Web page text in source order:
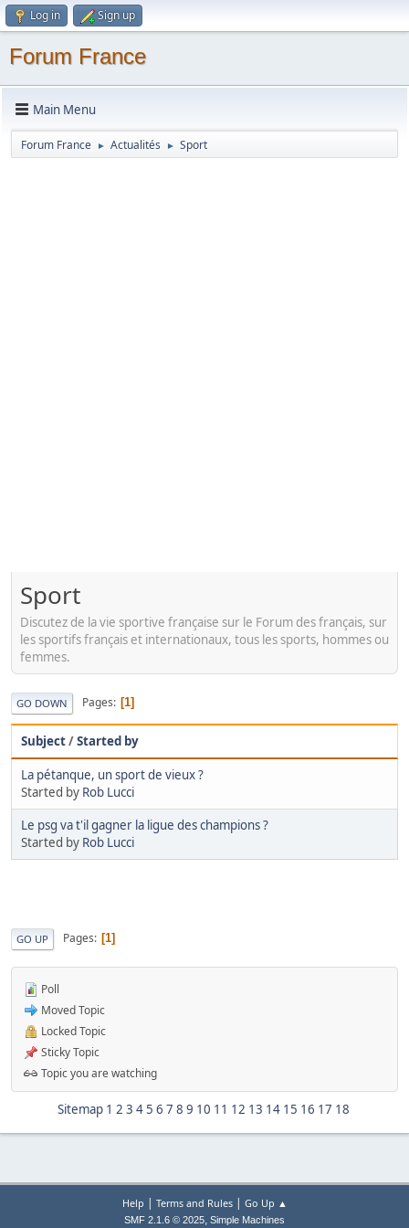
Log in Sign up
Forum France
Main Menu
Forum France ► Actualités ► Sport
Sport
Discutez de la vie sportive française sur le Forum des français, sur
les sportifs français et internationaux, tous les sports, hommes ou
femmes.
GO DOWN Pages 1
Subject/Started by
La pétanque, un sport de vieux ?
Started by Rob Lucci
Le psg va t'il gagner la ligue des champions ?
Started by Rob Lucci
GO UP Pages 1
Poll
Moved Topic
Locked Topic
Sticky Topic
Topic you are watching
Sitemap 1 2 3 45 6 7 8 9 10 11 12 13 14 15 16 17 18
Help | Terms and Rules| Go Up ▲
SMF 2.1.6 © 2025, Simple Machines